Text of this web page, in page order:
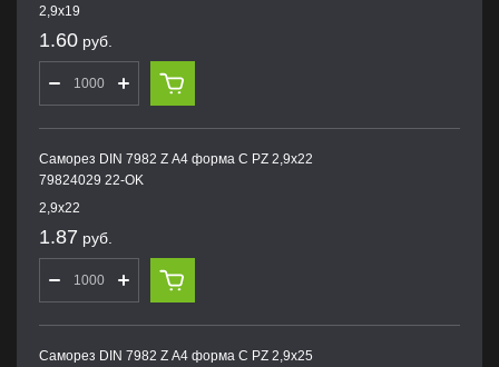
2,9х19
1.60 руб.
Саморез DIN 7982 Z А4 форма С PZ 2,9х22
79824029 22-OK
2,9х22
1.87 руб.
Саморез DIN 7982 Z А4 форма С PZ 2,9х25